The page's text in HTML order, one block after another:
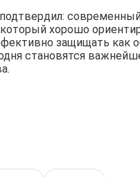
который хорошо
защищать как
становятся